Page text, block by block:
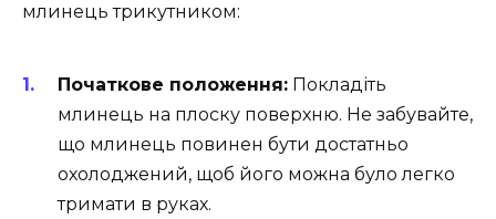
млинець трикутником:
Початкове положення: Покладіть
млинець на плоску поверхню. Не забувайте,
що млинець повинен бути достатньо
охолоджений, щоб його можна було легко
тримати в руках.